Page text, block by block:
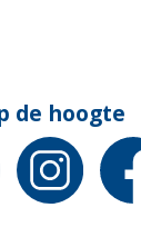
de hoogte